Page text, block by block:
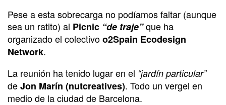
Pese a esta sobrecarga no podíamos faltar (aunque
sea un ratito) al Picnic “de traje”que ha
organizado el colectivoo2Spain Ecodesign
Network.
La reunión ha tenido lugar en el “jardín particular”
deJon Marín (nutcreatives). Todo un vergel en
medio de la ciudad de Barcelona.